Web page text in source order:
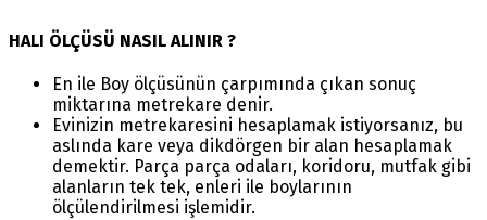
HALI ÖLÇÜSÜ NASIL ALINIR ?
En ile Boy ölçüsünün çarpımında çıkan sonuç
miktarına metrekare denir.
Evinizin metrekaresini hesaplamak istiyorsanız, bu
aslında kare veya dikdörgen bir alan hesaplamak
demektir. Parça parça odaları, koridoru, mutfak gibi
alanların tek tek, enleri ile boylarının
ölçülendirilmesi işlemidir.